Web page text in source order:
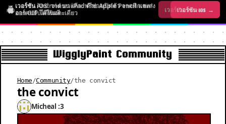
เวอร์ชัน Android มาแล้ว: ฟรีช่วงเปิดตัว วาดพิกเซล
อาร์ตขยับได้ทันที
เวอร์ชัน Android →
เวอร์ชัน iOS: วาดบน iPad ด้วย Apple Pencil และส่ง
ออก GIF ได้ในแตะเดียว
เวอร์ชัน iOS →
WigglyPaint Community
Home /Community/the convict
the convict
Micheal :3